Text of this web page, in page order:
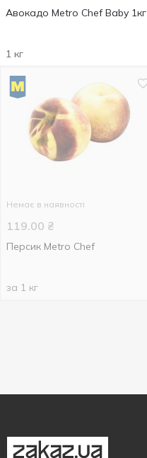
Авокадо Metro Chef Baby 1кг
1 кг
Немає в наявності
119.00 ₴
Персик Metro Chef
за 1 кг